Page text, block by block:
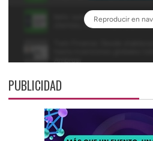
PUBLICIDAD